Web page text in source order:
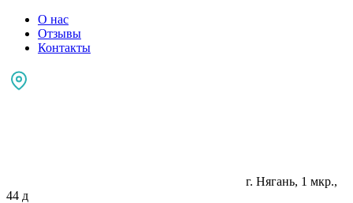
О нас
Отзывы
Контакты
г. Нягань, 1 мкр.,
44 д